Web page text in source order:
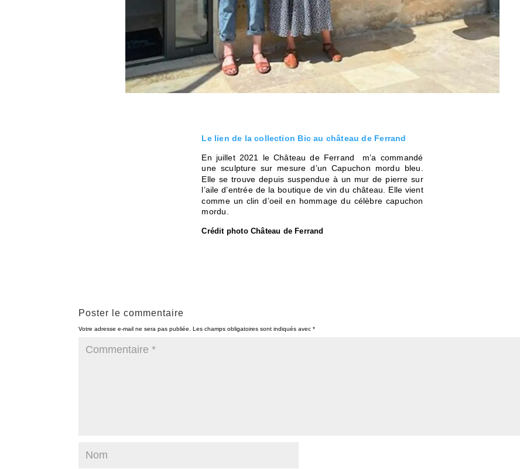
Le lien de la collection Bic au château de Ferrand
En juillet 2021 le Château de Ferrand m’a commandé
une sculpture sur mesure d’un Capuchon mordu bleu.
Elle se trouve depuis suspendue à un mur de pierre sur
l’aile d’entrée de la boutique de vin du château. Elle vient
comme un clin d’oeil en hommage du célèbre capuchon
mordu.
Crédit photo Château de Ferrand
Poster le commentaire
Votre adresse e-mail ne sera pas publiée. Les champs obligatoires sont indiqués avec*